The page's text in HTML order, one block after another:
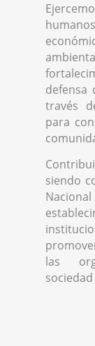
defensa
través
para
siendo
las